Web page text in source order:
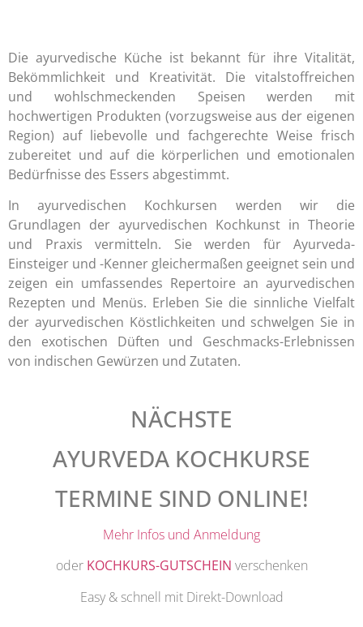
Die ayurvedische Küche ist bekannt für ihre Vitalität,
Bekömmlichkeit und Kreativität. Die vitalstoffreichen
und wohlschmeckenden Speisen werden mit
hochwertigen Produkten (vorzugsweise aus der eigenen
Region) auf liebevolle und fachgerechte Weise frisch
zubereitet und auf die körperlichen und emotionalen
Bedürfnisse des Essers abgestimmt.
In ayurvedischen Kochkursen werden wir die
Grundlagen der ayurvedischen Kochkunst in Theorie
und Praxis vermitteln. Sie werden für Ayurveda-
Einsteiger und -Kenner gleichermaßen geeignet sein und
zeigen ein umfassendes Repertoire an ayurvedischen
Rezepten und Menüs. Erleben Sie die sinnliche Vielfalt
der ayurvedischen Köstlichkeiten und schwelgen Sie in
den exotischen Düften und Geschmacks-Erlebnissen
von indischen Gewürzen und Zutaten.
NÄCHSTE
AYURVEDA KOCHKURSE
TERMINE SIND ONLINE!
Mehr Infos und Anmeldung
oder KOCHKURS-GUTSCHEIN verschenken
Easy & schnell mit Direkt-Download